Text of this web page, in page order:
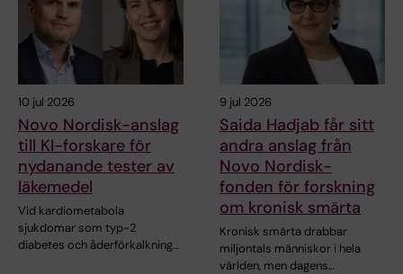
10 jul 2026
Novo Nordisk-anslag
till KI-forskare för
nydanande tester av
läkemedel
Vid kardiometabola
sjukdomar som typ-2
diabetes och åderförkalkning…
9 jul 2026
Saida Hadjab får sitt
andra anslag från
Novo Nordisk-
fonden för forskning
om kronisk smärta
Kronisk smärta drabbar
miljontals människor i hela
världen, men dagens…